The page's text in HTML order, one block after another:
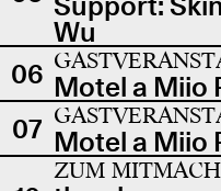
Wu
06 Motel a Miio
07 Motel a Miio
ZUM